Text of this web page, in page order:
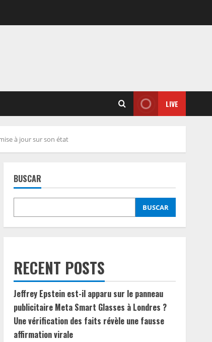
LIVE
à jour sur son état
BUSCAR
BUSCAR
RECENT POSTS
Jeffrey Epstein est-il apparu sur le panneau
publicitaire Meta Smart Glasses à Londres ?
Une vérification des faits révèle une fausse
affirmation virale